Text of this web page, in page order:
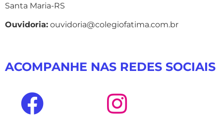
Santa Maria-RS
Ouvidoria: ouvidoria@colegiofatima.com.br
ACOMPANHE NAS REDES SOCIAIS